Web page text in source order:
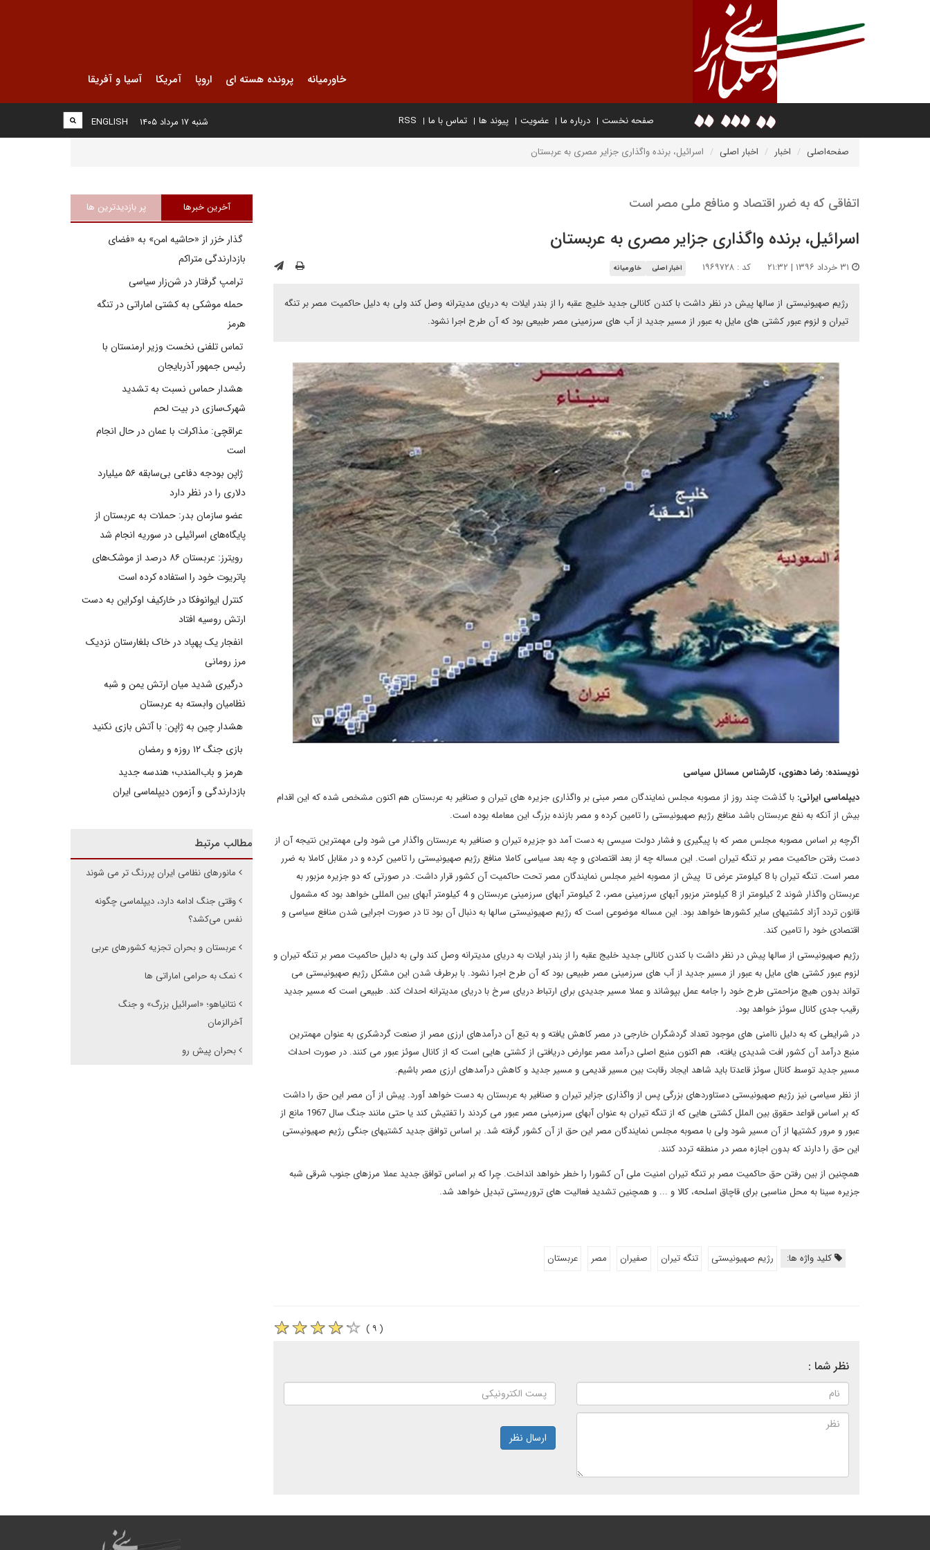
خاورمیانه پرونده هسته ای اروپا آمریکا آسیا و آفریقا
صفحه نخست درباره ما عضویت پیوند ها تماس با ما RSS
ENGLISH شنبه ۱۷ مرداد ۱۴۰۵
صفحه‌اصلی اخبار اخبار اصلی اسرائیل، برنده واگذاری جزایر مصری به عربستان
اتفاقی که به ضرر اقتصاد و منافع ملی مصر است
اسرائیل، برنده واگذاری جزایر مصری به عربستان
کد : ۱۹۶۹۷۲۸ اخبار اصلی خاورمیانه
رژیم صهیونیستی از سالها پیش در نظر داشت با کندن کانالی جدید خلیج عقبه را از بندر ایلات به دریای مدیترانه وصل کند ولی به دلیل حاکمیت مصر بر تنگه
تیران و لزوم عبور کشتی های مایل به عبور از مسیر جدید از آب های سرزمینی مصر طبیعی بود که آن طرح اجرا نشود.
نویسنده: رضا دهنوی، کارشناس مسائل سیاسی
دیپلماسی ایرانی: با گذشت چند روز از مصوبه مجلس نمایندگان مصر مبنی بر واگذاری جزیره های تیران و صنافیر به عربستان هم اکنون مشخص شده که این اقدام
بیش از آنکه به نفع عربستان باشد منافع رژیم صهیونیستی را تامین کرده و مصر بازنده بزرگ این معامله بوده است.
اگرچه بر اساس مصوبه مجلس مصر که با پیگیری و فشار دولت سیسی به دست آمد دو جزیره تیران و صنافیر به عربستان واگذار می شود ولی مهمترین نتیجه آن از
دست رفتن حاکمیت مصر بر تنگه تیران است. این مساله چه از بعد اقتصادی و چه بعد سیاسی کاملا منافع رژیم صهیونیستی را تامین کرده و در مقابل کاملا به ضرر
مصر است. تنگه تیران با 8 کیلومتر عرض تا پیش از مصوبه اخیر مجلس نمایندگان مصر تحت حاکمیت آن کشور قرار داشت. در صورتی که دو جزیره مزبور به
عربستان واگذار شوند 2 کیلومتر از 8 کیلومتر مزبور آبهای سرزمینی مصر، 2 کیلومتر آبهای سرزمینی عربستان و 4 کیلومتر آبهای بین المللی خواهد بود که مشمول
قانون تردد آزاد کشتیهای سایر کشورها خواهد بود. این مساله موضوعی است که رژیم صهیونیستی سالها به دنبال آن بود تا در صورت اجرایی شدن منافع سیاسی و
اقتصادی خود را تامین کند.
رژیم صهیونیستی از سالها پیش در نظر داشت با کندن کانالی جدید خلیج عقبه را از بندر ایلات به دریای مدیترانه وصل کند ولی به دلیل حاکمیت مصر بر تنگه تیران و
لزوم عبور کشتی های مایل به عبور از مسیر جدید از آب های سرزمینی مصر طبیعی بود که آن طرح اجرا نشود. با برطرف شدن این مشکل رژیم صهیونیستی می
تواند بدون هیچ مزاحمتی طرح خود را جامه عمل بپوشاند و عملا مسیر جدیدی برای ارتباط دریای سرخ با دریای مدیترانه احداث کند. طبیعی است که مسیر جدید
رقیب جدی کانال سوئز خواهد بود.
در شرایطی که به دلیل ناامنی های موجود تعداد گردشگران خارجی در مصر کاهش یافته و به تبع آن درآمدهای ارزی مصر از صنعت گردشکری به عنوان مهمترین
منبع درآمد آن کشور افت شدیدی یافته، هم اکنون منبع اصلی درآمد مصر عوارض دریافتی از کشتی هایی است که از کانال سوئز عبور می کنند. در صورت احداث
مسیر جدید توسط کانال سوئز قاعدتا باید شاهد ایجاد رقابت بین مسیر قدیمی و مسیر جدید و کاهش درآمدهای ارزی مصر باشیم.
از نظر سیاسی نیز رژیم صهیونیستی دستاوردهای بزرگی پس از واگذاری جزایر تیران و صنافیر به عربستان به دست خواهد آورد. پیش از آن مصر این حق را داشت
که بر اساس قواعد حقوق بین الملل کشتی هایی که از تنگه تیران به عنوان آبهای سرزمینی مصر عبور می کردند را تفتیش کند یا حتی مانند جنگ سال 1967 مانع از
عبور و مرور کشتیها از آن مسیر شود ولی با مصوبه مجلس نمایندگان مصر این حق از آن کشور گرفته شد. بر اساس توافق جدید کشتیهای جنگی رژیم صهیونیستی
این حق را دارند که بدون اجازه مصر در منطقه تردد کنند.
همچنین از بین رفتن حق حاکمیت مصر بر تنگه تیران امنیت ملی آن کشورا را خطر خواهد انداخت. چرا که بر اساس توافق جدید عملا مرزهای جنوب شرقی شبه
جزیره سینا به محل مناسبی برای قاچاق اسلحه، کالا و ... و همچنین تشدید فعالیت های تروریستی تبدیل خواهد شد.
کلید واژه ها: رژیم صهیونیستی تنگه تیران صفیران مصر عربستان
( ۹ )
نظر شما :
ارسال نظر
آخرین خبرها پر بازدیدترین ها
گذار خزر از «حاشیه امن» به «فضای
بازدارندگی متراکم
ترامپ گرفتار در شن‌زار سیاسی
حمله موشکی به کشتی اماراتی در تنگه
هرمز
تماس تلفنی نخست وزیر ارمنستان با
رئیس جمهور آذربایجان
هشدار حماس نسبت به تشدید
شهرک‌سازی در بیت‌ لحم
عراقچی: مذاکرات با عمان در حال انجام
است
ژاپن بودجه دفاعی بی‌سابقه ۵۶ میلیارد
دلاری را در نظر دارد
عضو سازمان بدر: حملات به عربستان از
پایگاه‌های اسرائیلی در سوریه انجام شد
رویترز: عربستان ۸۶ درصد از موشک‌های
پاتریوت خود را استفاده کرده است
کنترل ایوانوفکا در خارکیف اوکراین به دست
ارتش روسیه افتاد
انفجار یک پهپاد در خاک بلغارستان نزدیک
مرز رومانی
درگیری شدید میان ارتش یمن و شبه
نظامیان وابسته به عربستان
هشدار چین به ژاپن: با آتش بازی نکنید
بازی جنگ ۱۲ روزه و رمضان
هرمز و باب‌المندب؛ هندسه جدید
بازدارندگی و آزمون دیپلماسی ایران
مطالب مرتبط
مانورهای نظامی ایران پررنگ تر می شوند
وقتی جنگ ادامه دارد، دیپلماسی چگونه
نفس می‌کشد؟
عربستان و بحران تجزیه کشورهای عربی
نمک به حرامی اماراتی ها
نتانیاهو؛ «اسرائیل بزرگ» و جنگ
آخرالزمان
بحران پیش رو